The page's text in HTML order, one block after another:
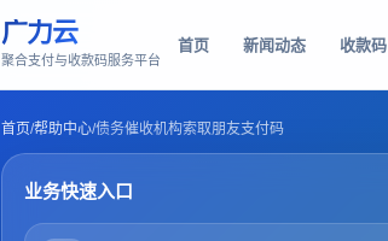
广力云
聚合支付与收款码服务平台
首页 新闻动态 收款码
首页/帮助中心/债务催收机构索取朋友支付码
业务快速入口